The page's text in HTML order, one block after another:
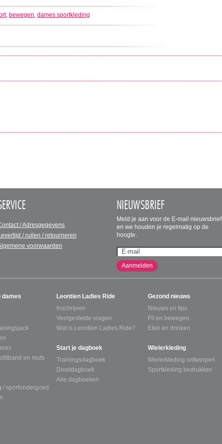
, bewegen, dames sportkleding
/ Adresgegevens
/ ruilen / retourneren
voorwaarden
NIEUWSBRIEF
Meld je aan voor de E-mail nieuwsbrief
en we houden je regelmatig op de
hoogte.
Aanmelden
dames
en muts
/ sportondergoed
Leontien Ladies Ride
Inschrijven
Veelgestelde vragen
Wat is Leontien Ladies Ride?
Start je dagboek
Trainingsdagboek
Dieetdagboek
Alle dagboeken
Gezond nieuws
Nieuws en tips
Fit en bewegen
Eten en drinken
Wielerkleding
Wielerkleding ontwerpen
Sportkleding bedrukken